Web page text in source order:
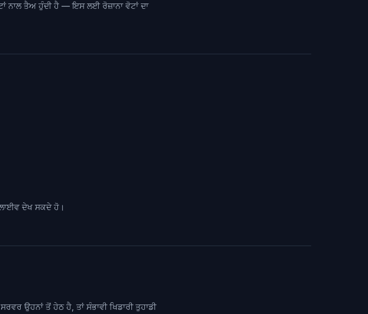
ਨਾਲ ਤੈਅ ਹੁੰਦੀ ਹੈ — ਇਸ ਲਈ ਰੋਜ਼ਾਨਾ ਵੋਟਾਂ ਦਾ
ਦੇਖ ਸਕਦੇ ਹੋ।
ਉਹਨਾਂ ਤੋਂ ਹੇਠ ਹੈ, ਤਾਂ ਸੰਭਾਵੀ ਖਿਡਾਰੀ ਤੁਹਾਡੀ